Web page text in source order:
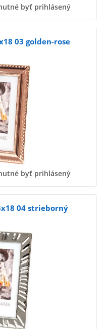
byť prihlásený
03 golden-rose
byť prihlásený
04 strieborný